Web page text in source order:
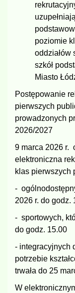
poziomie
oddziałów
szkół
Miasto
Postępowanie
pierwszych
prowadzonych
2026/2027
9 marca 2026 r.
elektroniczna
klas pierwszych
-
2026 r. do godz.
- sportowych,
do godz. 15.00
- integracyjnych
potrzebie
trwała do 25
W